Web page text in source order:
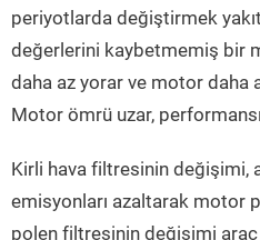
periyotlarda değiştirmek
değerlerini kaybetmemiş bir
daha az yorar ve motor daha
Motor ömrü uzar,
Kirli hava filtresinin değişimi,
emisyonları azaltarak motor
polen filtresinin değişimi araç